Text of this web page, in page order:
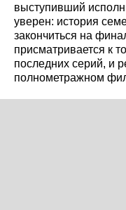
выступивший
уверен: история
закончиться на
присматривается к
последних серий, и
полнометражном